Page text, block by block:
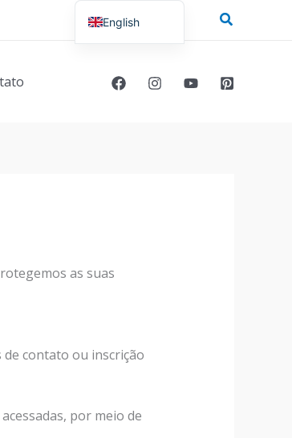
Pesquisar
as suas
contato ou inscrição
por meio de
English